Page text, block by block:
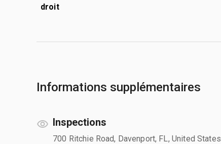
droit
Informations supplémentaires
Inspections
700 Ritchie Road, Davenport, FL, United States